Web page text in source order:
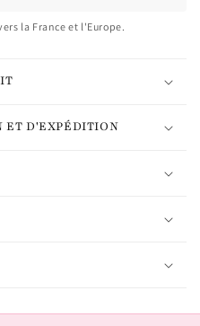
la France et l'Europe.
ET D'EXPÉDITION